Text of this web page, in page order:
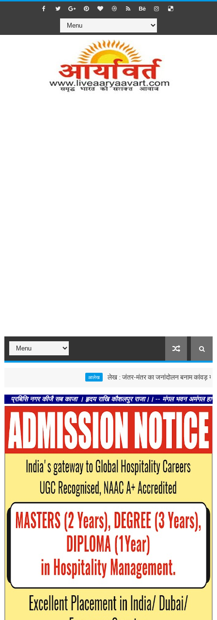
लेख : जंतर-मंतर का जनांदोलन बनाम कांवड़ यात्रा
नगर कीजै सब काजा । हृदय राखि कौशलपुर राजा।। -- मंगल भवन अमंगल हारी।